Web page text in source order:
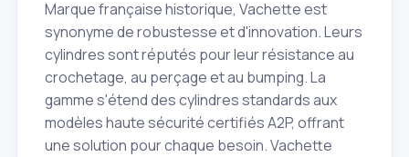
Marque française historique, Vachette est
synonyme de robustesse et d'innovation. Leurs
cylindres sont réputés pour leur résistance au
crochetage, au perçage et au bumping. La
gamme s'étend des cylindres standards aux
modèles haute sécurité certifiés A2P, offrant
une solution pour chaque besoin. Vachette